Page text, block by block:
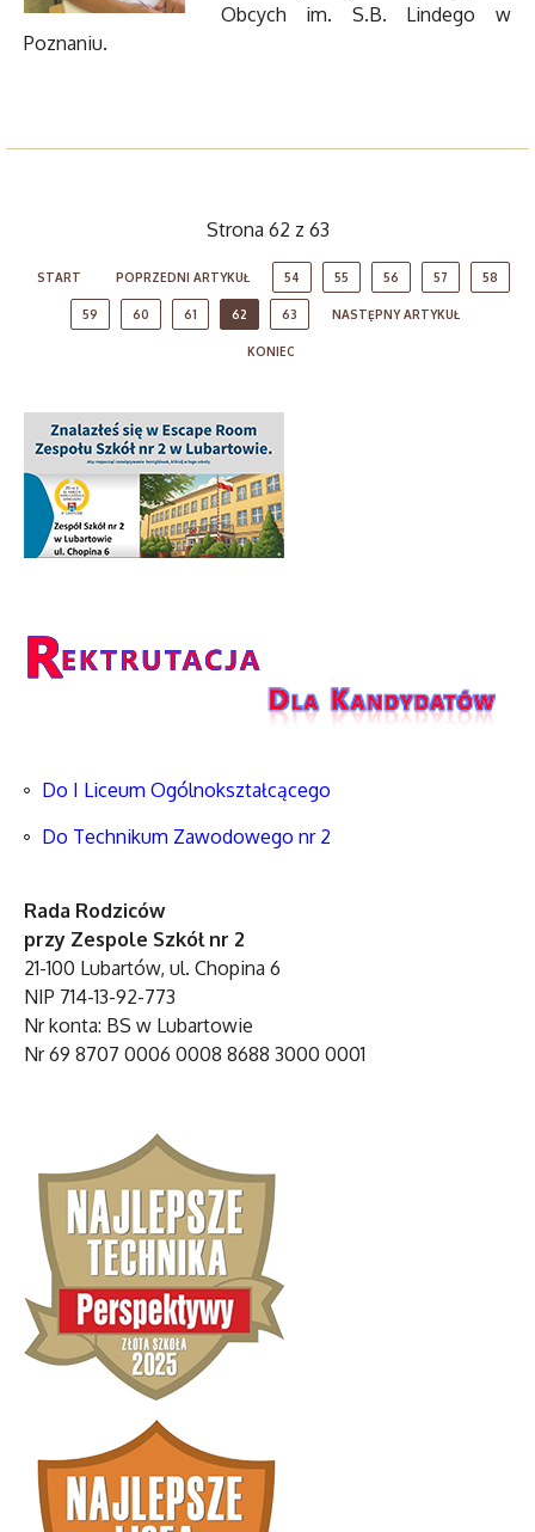
Obcych im. S.B. Lindego w
Poznaniu.
Strona 62 z 63
START POPRZEDNI ARTYKUŁ 54 55 56 57 58
59 60 61 62 63 NASTĘPNY ARTYKUŁ
KONIEC
Do I Liceum Ogólnokształcącego
Do Technikum Zawodowego nr 2
Rada Rodziców
przy Zespole Szkół nr 2
21-100 Lubartów, ul. Chopina 6
NIP 714-13-92-773
Nr konta: BS w Lubartowie
Nr 69 8707 0006 0008 8688 3000 0001